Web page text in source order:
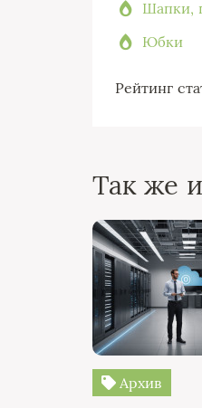
Шапки,
Юбки
Рейтинг
Так же
Архив